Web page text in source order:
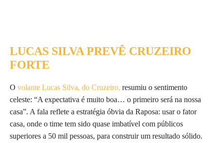
LUCAS SILVA PREVÊ CRUZEIRO
FORTE
O volante Lucas Silva, do Cruzeiro, resumiu o sentimento
celeste: “A expectativa é muito boa… o primeiro será na nossa
casa”. A fala reflete a estratégia óbvia da Raposa: usar o fator
casa, onde o time tem sido quase imbatível com públicos
superiores a 50 mil pessoas, para construir um resultado sólido.